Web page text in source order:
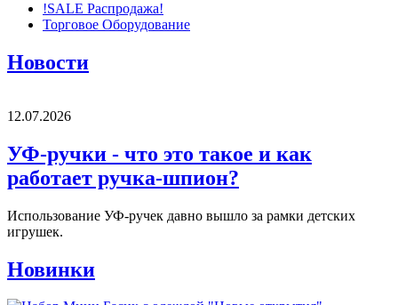
!SALE Распродажа!
Торговое Оборудование
Новости
12.07.2026
УФ-ручки - что это такое и как
работает ручка-шпион?
Использование УФ-ручек давно вышло за рамки детских
игрушек.
Новинки